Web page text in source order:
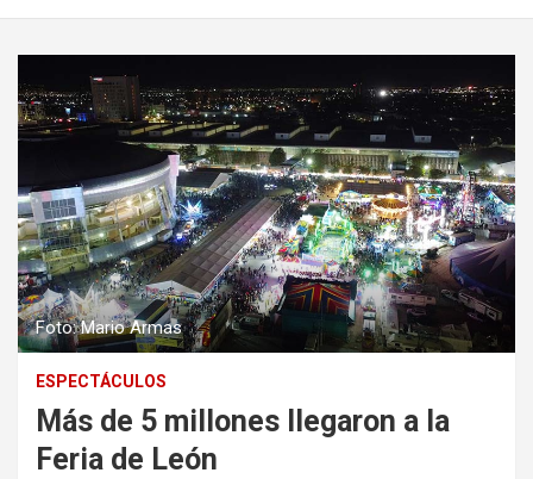
Foto: Mario Armas
ESPECTÁCULOS
Más de 5 millones llegaron a la
Feria de León